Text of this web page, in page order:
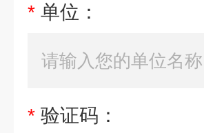
* 单位：
* 验证码：